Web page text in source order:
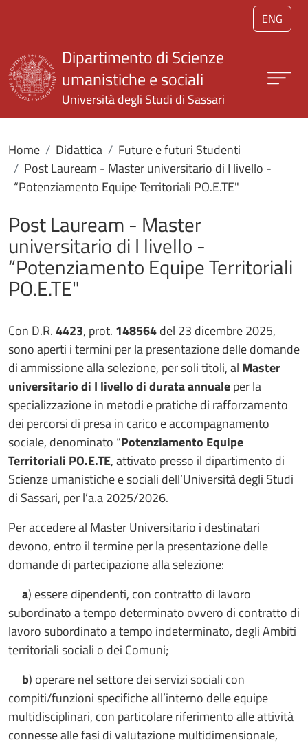
Salta al contenuto principale
ENG
Dipartimento di Scienze
umanistiche e sociali
Università degli Studi di Sassari
Home Didattica
Future e futuri Studenti
Post Lauream - Master universitario di I livello -
“Potenziamento Equipe Territoriali PO.E.TE"
Post Lauream - Master
universitario di I livello -
“Potenziamento Equipe Territoriali
PO.E.TE"
Con D.R.4423, prot. 148564del 23 dicembre 2025,
sono aperti i termini per la presentazione delle domande
di ammissione alla selezione, per soli titoli, al Master
universitario di I livello di durata annualeper la
specializzazione in metodi e pratiche di rafforzamento
dei percorsi di presa in carico e accompagnamento
sociale, denominato “Potenziamento Equipe
Territoriali PO.E.TE, attivato presso il dipartimento di
Scienze umanistiche e sociali dell’Università degli Studi
di Sassari, per l’a.a 2025/2026.
Per accedere al Master Universitario i destinatari
devono, entro il termine per la presentazione delle
domande di partecipazione alla selezione:
a) essere dipendenti, con contratto di lavoro
subordinato a tempo determinato ovvero di contratto di
lavoro subordinato a tempo indeterminato, degli Ambiti
territoriali sociali o dei Comuni;
b) operare nel settore dei servizi sociali con
compiti/funzioni specifiche all’interno delle equipe
multidisciplinari, con particolare riferimento alle attività
connesse alle fasi di valutazione multidimensionale,